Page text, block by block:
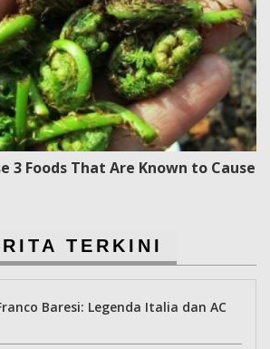
3 Foods That Are Known to Cause
TERKINI
Baresi: Legenda Italia dan AC